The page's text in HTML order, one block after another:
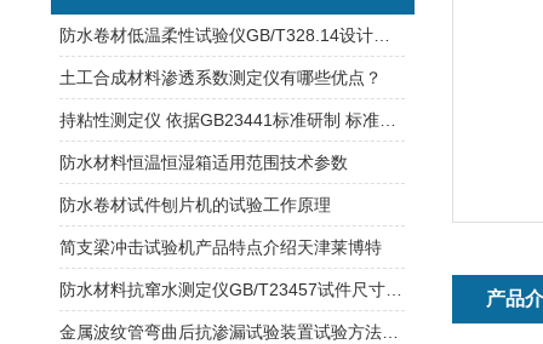
产品
土工合成材料渗透系数测定仪有哪些优点？
防水材料恒温恒湿箱适用范围技术参数
防水卷材试件刨片机的试验工作原理
简支梁冲击试验机产品特点介绍天津莱博特